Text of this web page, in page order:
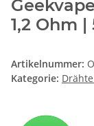
1,2 Ohm |
Artikelnummer:
Kategorie: